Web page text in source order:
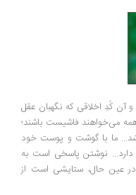
که نگهبان عقل
فاشیست باشند؛
با گوشت و پوست خود
نوشتن پاسخی است به
حال، ستایشی است از